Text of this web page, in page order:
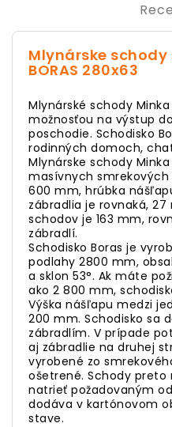
Mlynárske
BORAS 280x63
Mlynárské schody
možnosťou na výstup
poschodie. Schodisko
rodinných domoch,
Mlynárske schody
masívnych smrekových
600 mm, hrúbka
zábradlia je rovnaká,
schodov je 163 mm,
zábradlí.
Schodisko Boras je
podlahy 2800 mm,
a sklon 53°. Ak máte
ako 2 800 mm,
Výška nášľapu medzi
200 mm. Schodisko sa
zábradlím. V prípade
aj zábradlie na druhej
vyrobené zo
ošetrené. Schody
natrieť požadovaným
dodáva v kartónovom
stave.